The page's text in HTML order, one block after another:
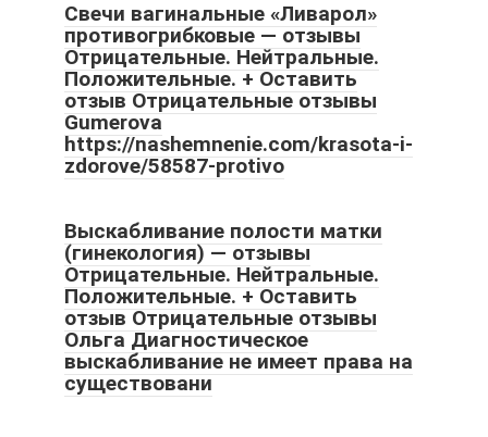
Свечи вагинальные «Ливарол»
противогрибковые — отзывы
Отрицательные. Нейтральные.
Положительные. + Оставить
отзыв Отрицательные отзывы
Gumerova
https://nashemnenie.com/krasota-i-
zdorove/58587-protivo
Выскабливание полости матки
(гинекология) — отзывы
Отрицательные. Нейтральные.
Положительные. + Оставить
отзыв Отрицательные отзывы
Ольга Диагностическое
выскабливание не имеет права на
существовани